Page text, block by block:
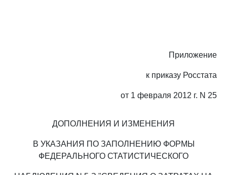
Приложение
к приказу Росстата
от 1 февраля 2012 г. N 25
ДОПОЛНЕНИЯ И ИЗМЕНЕНИЯ
В УКАЗАНИЯ ПО ЗАПОЛНЕНИЮ ФОРМЫ
ФЕДЕРАЛЬНОГО СТАТИСТИЧЕСКОГО